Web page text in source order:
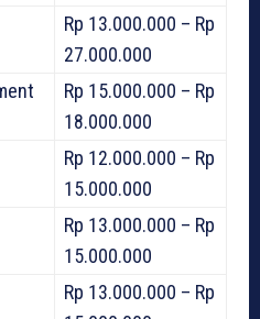
Rp 13.000.000 – Rp
27.000.000
Rp 15.000.000 – Rp
18.000.000
Rp 12.000.000 – Rp
15.000.000
Rp 13.000.000 – Rp
15.000.000
Rp 13.000.000 – Rp